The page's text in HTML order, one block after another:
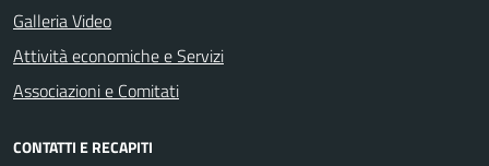
Galleria Video
Attività economiche e Servizi
Associazioni e Comitati
CONTATTI E RECAPITI